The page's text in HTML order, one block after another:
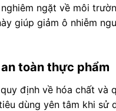
ngặt về môi
giúp giảm ô nhiễm
toàn thực phẩm
định về hóa chất
dùng yên tâm khi sử